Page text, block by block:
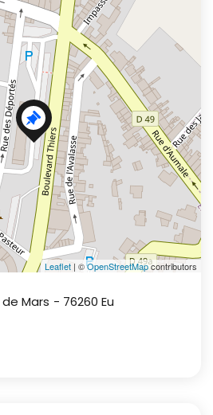
Leaflet | ©OpenStreetMapcontributors
Mars - 76260 Eu